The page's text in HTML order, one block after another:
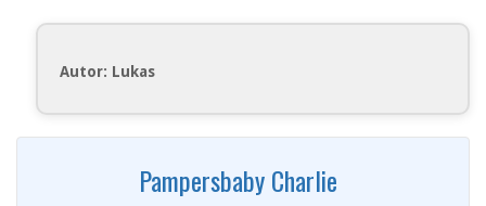
Autor: Lukas
Pampersbaby Charlie